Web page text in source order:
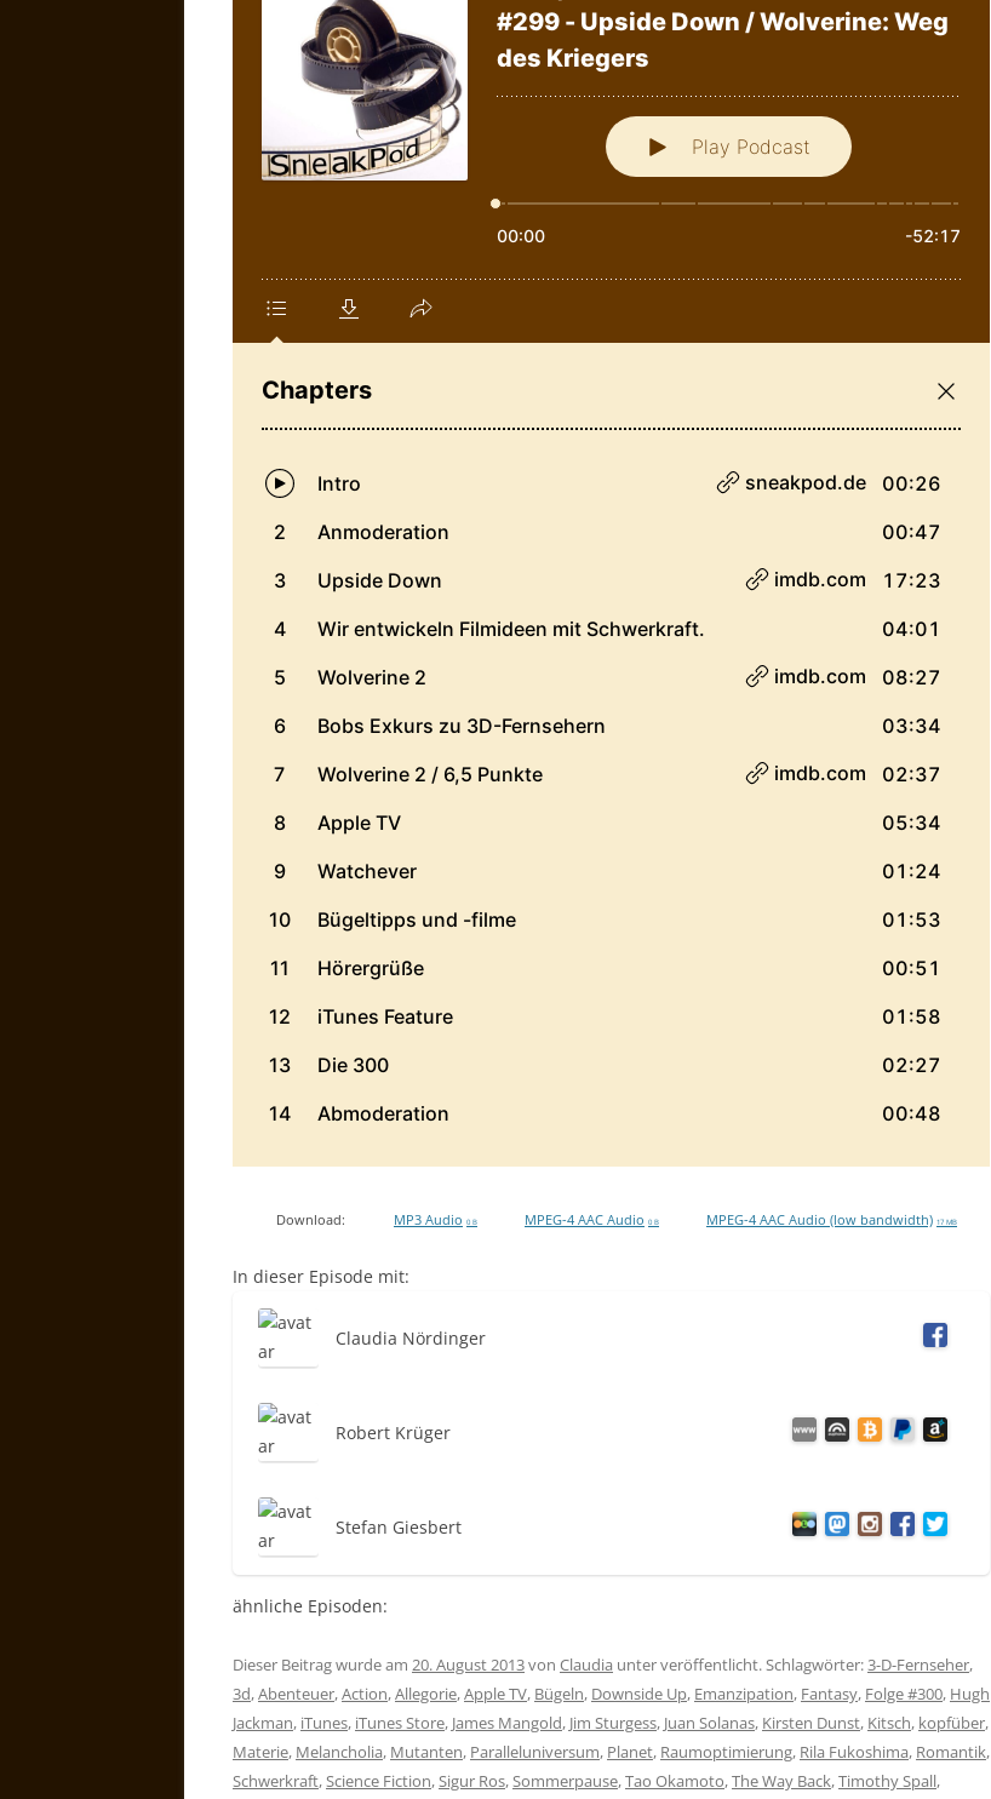
Download: MP3 Audio 0 B MPEG-4 AAC Audio 0 B MPEG-4 AAC Audio (low bandwidth) 17 MB
In dieser Episode mit:
Claudia Nördinger
Robert Krüger
Stefan Giesbert
ähnliche Episoden:
Dieser Beitrag wurde am 20. August 2013von Claudia unter veröffentlicht. Schlagwörter:3-D-Fernseher,
3d,Abenteuer,Action,Allegorie,Apple TV, Bügeln, Downside Up, Emanzipation, Fantasy, Folge #300, Hugh
Jackman, iTunes, iTunes Store, James Mangold, Jim Sturgess, Juan Solanas, Kirsten Dunst, Kitsch, kopfüber,
Materie, Melancholia, Mutanten, Paralleluniversum, Planet, Raumoptimierung, Rila Fukoshima, Romantik,
Schwerkraft,Science Fiction,Sigur Ros,Sommerpause,Tao Okamoto,The Way Back,Timothy Spall,